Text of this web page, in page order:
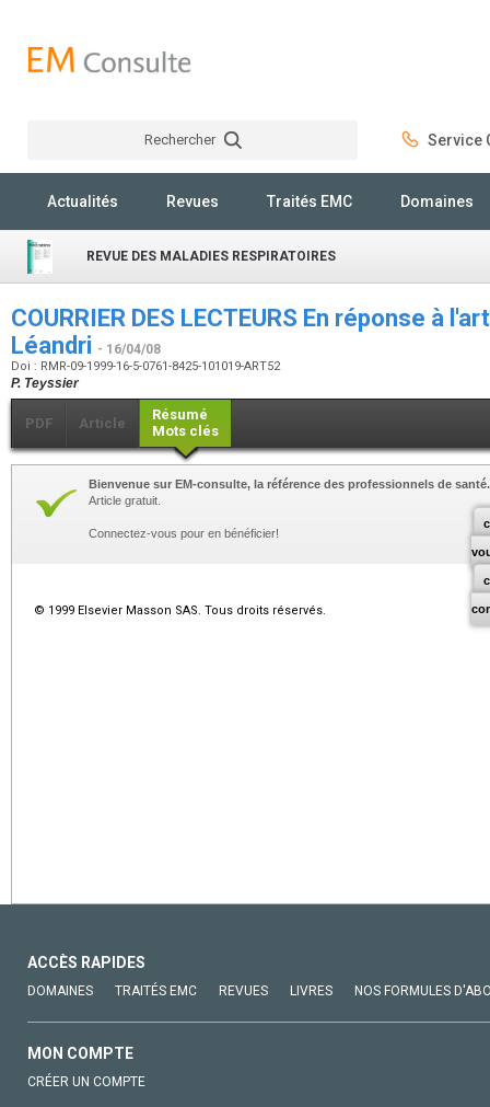
Rechercher Service
Actualités Revues Traités EMC Domaines
REVUE DES MALADIES RESPIRATOIRES
COURRIER DES LECTEURS En réponse à
Léandri - 16/04/08
Doi : RMR-09-1999-16-5-0761-8425-101019-ART52
P. Teyssier
PDF Article
Résumé
Mots clés
Bienvenue sur EM-consulte, la référence des professionnels de santé.
Article gratuit.
Connectez-vous pour en bénéficier!
© 1999 Elsevier Masson SAS. Tous droits réservés.
ACCÈS RAPIDES
DOMAINES TRAITÉS EMC REVUES LIVRES NOS FORMULES
MON COMPTE
CRÉER UN COMPTE